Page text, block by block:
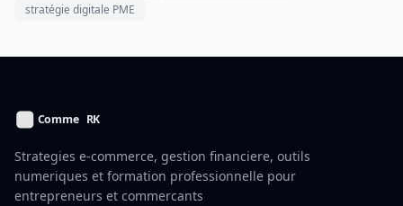
stratégie digitale PME
Strategies e-commerce, gestion financiere, outils
numeriques et formation professionnelle pour
entrepreneurs et commercants